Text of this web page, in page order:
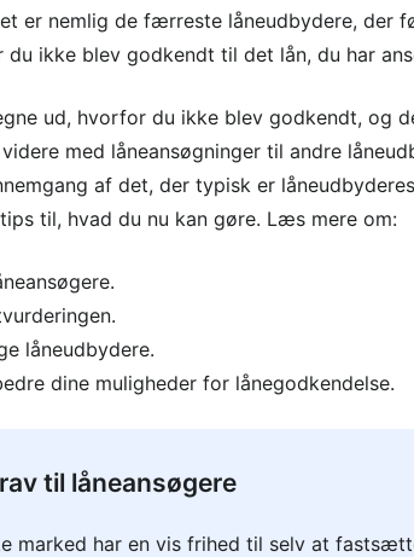
er nemlig de færreste låneudbydere, der
ikke blev godkendt til det lån, du har
ud, hvorfor du ikke blev godkendt, og
med låneansøgninger til andre
af det, der typisk er
til, hvad du nu kan gøre. Læs mere om:
låneudbydere.
dine muligheder for lånegodkendelse.
til låneansøgere
marked har en vis frihed til selv at